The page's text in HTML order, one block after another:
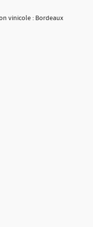
vinicole : Bordeaux